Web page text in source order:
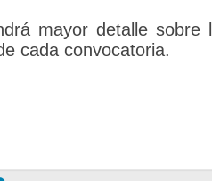
mayor detalle sobre
cada convocatoria.